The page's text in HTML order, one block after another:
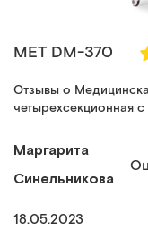
MET DM-370
Отзывы о
четырехсекционная
Маргарита
Синельникова
18.05.2023